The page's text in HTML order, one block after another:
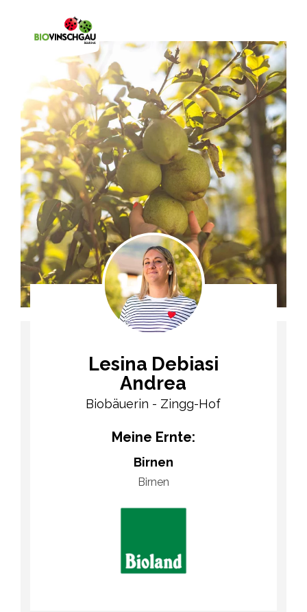
Lesina Debiasi
Andrea
Biobäuerin - Zingg-Hof
Meine Ernte:
Birnen
Birnen